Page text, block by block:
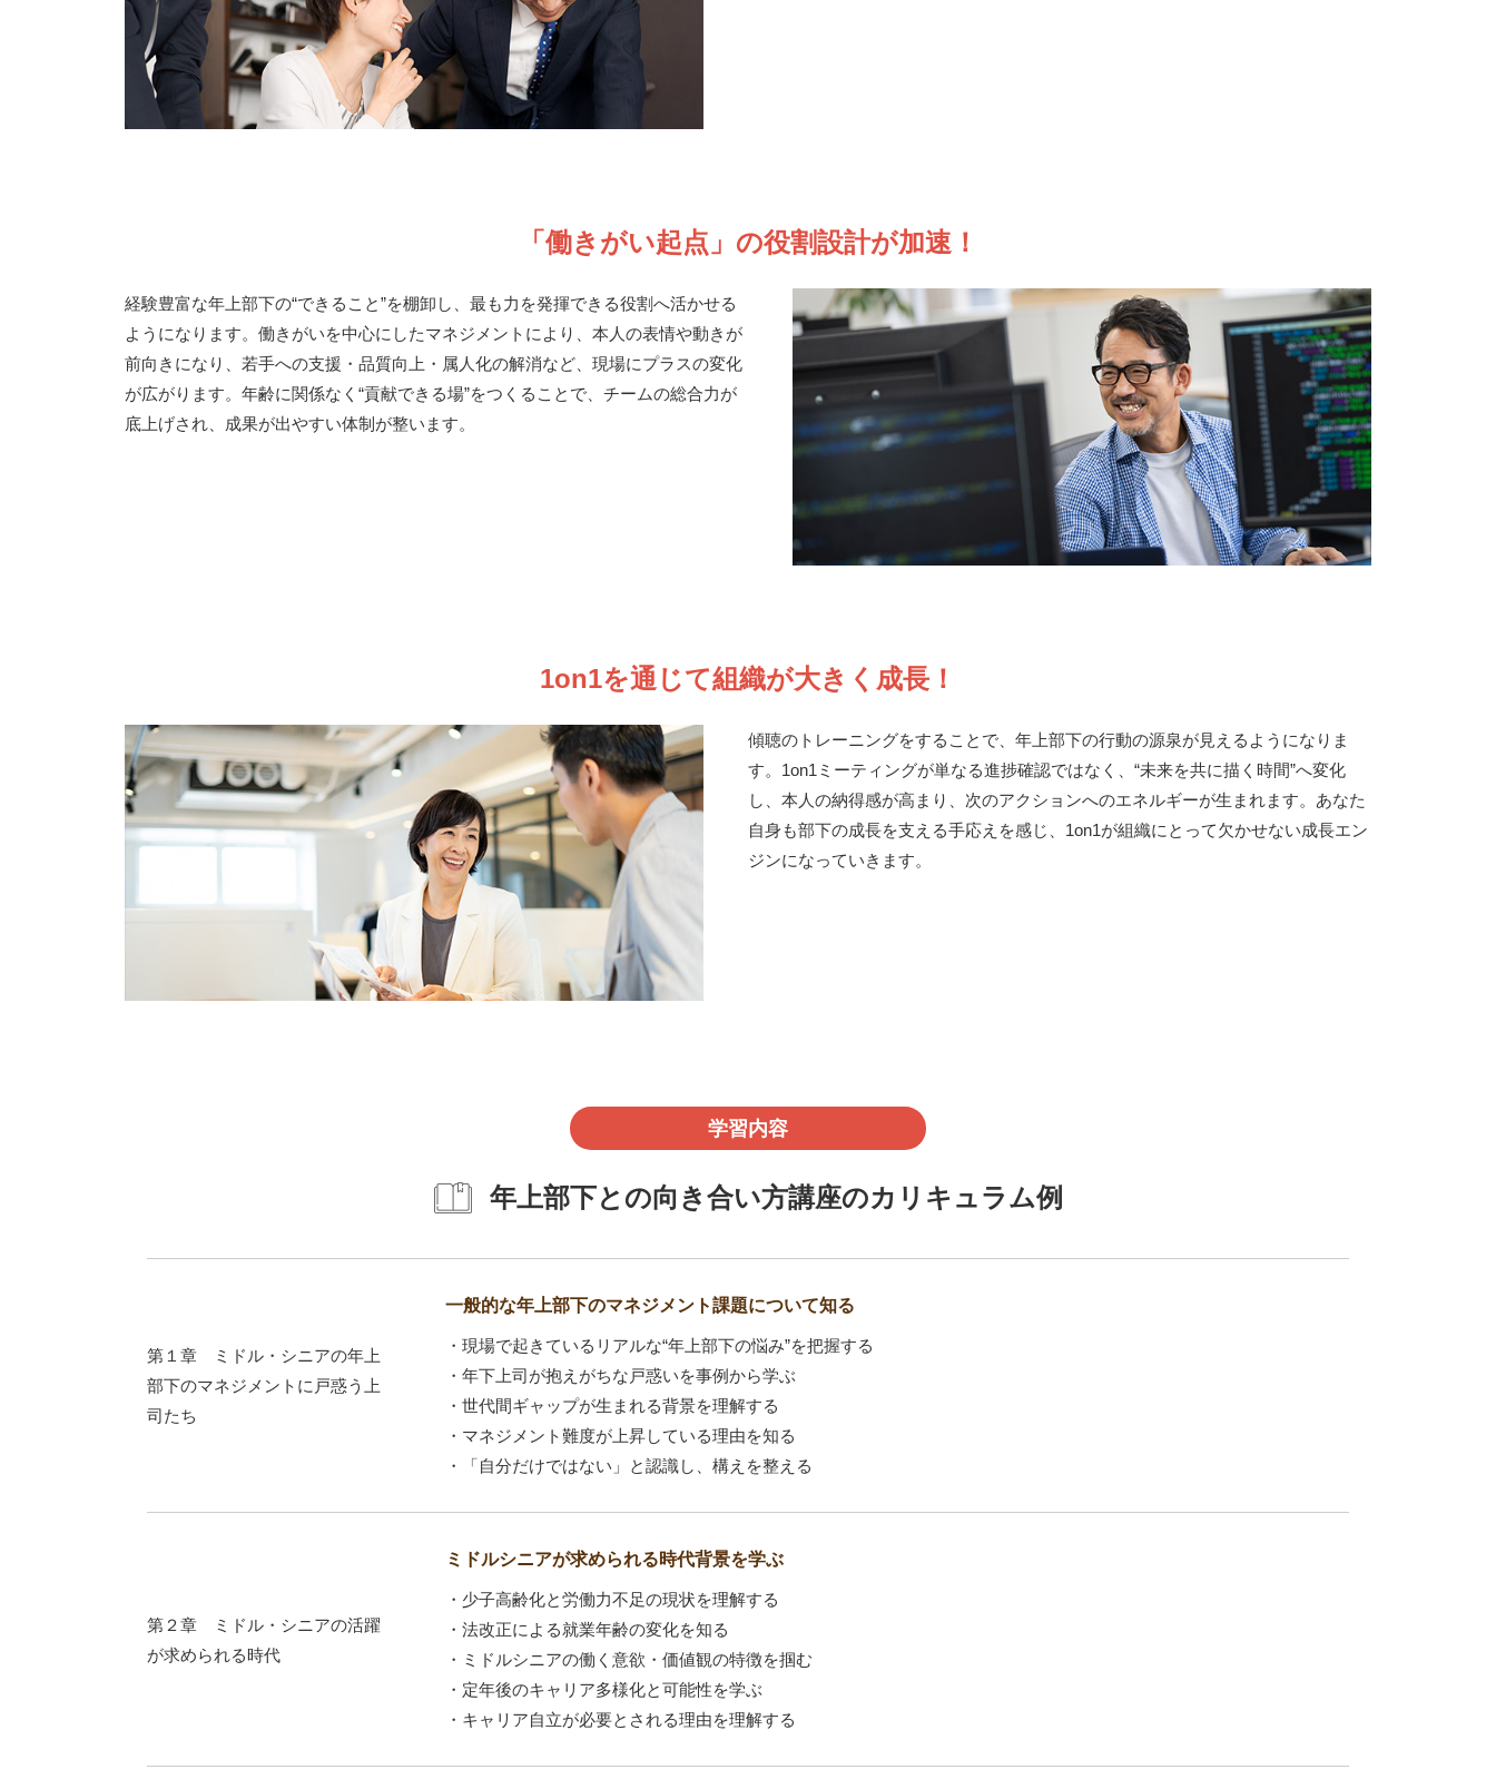
「働きがい起点」の役割設計が加速！
経験豊富な年上部下の“できること”を棚卸し、最も力を発揮できる役割へ活かせる
ようになります。働きがいを中心にしたマネジメントにより、本人の表情や動きが
前向きになり、若手への支援・品質向上・属人化の解消など、現場にプラスの変化
が広がります。年齢に関係なく“貢献できる場”をつくることで、チームの総合力が
底上げされ、成果が出やすい体制が整います。
1on1を通じて組織が大きく成長！
傾聴のトレーニングをすることで、年上部下の行動の源泉が見えるようになりま
す。1on1ミーティングが単なる進捗確認ではなく、“未来を共に描く時間”へ変化
し、本人の納得感が高まり、次のアクションへのエネルギーが生まれます。あなた
自身も部下の成長を支える手応えを感じ、1on1が組織にとって欠かせない成長エン
ジンになっていきます。
学習内容
年上部下との向き合い方講座のカリキュラム例
第１章 ミドル・シニアの年上
部下のマネジメントに戸惑う上
司たち
一般的な年上部下のマネジメント課題について知る
・現場で起きているリアルな“年上部下の悩み”を把握する
・年下上司が抱えがちな戸惑いを事例から学ぶ
・世代間ギャップが生まれる背景を理解する
・マネジメント難度が上昇している理由を知る
・「自分だけではない」と認識し、構えを整える
第２章 ミドル・シニアの活躍
が求められる時代
ミドルシニアが求められる時代背景を学ぶ
・少子高齢化と労働力不足の現状を理解する
・法改正による就業年齢の変化を知る
・ミドルシニアの働く意欲・価値観の特徴を掴む
・定年後のキャリア多様化と可能性を学ぶ
・キャリア自立が必要とされる理由を理解する